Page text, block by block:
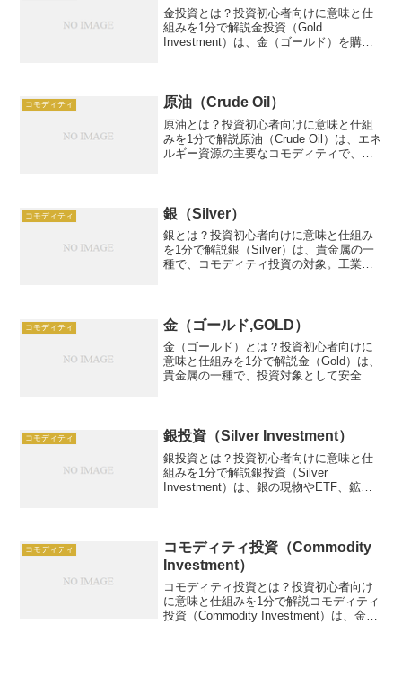
金投資とは？投資初心者向けに意味と仕
組みを1分で解説金投資（Gold
Investment）は、金（ゴールド）を購入
は、金投資...
コモディティ 原油（Crude Oil）
原油とは？投資初心者向けに意味と仕組
みを1分で解説原油（Crude Oil）は、エネ
ルギー資源の主要なコモディティで、ガ
銘柄です。こ...
コモディティ 銀（Silver）
銀とは？投資初心者向けに意味と仕組み
を1分で解説銀（Silver）は、貴金属の一
種で、コモディティ投資の対象。工業需
円。こ...
コモディティ 金（ゴールド,GOLD）
金（ゴールド）とは？投資初心者向けに
意味と仕組みを1分で解説金（Gold）は、
貴金属の一種で、投資対象として安全資
目されます。この記...
コモディティ 銀投資（Silver Investment）
銀投資とは？投資初心者向けに意味と仕
組みを1分で解説銀投資（Silver
Investment）は、銀の現物やETF、鉱山
の...
コモディティ
コモディティ投資（Commodity
Investment）
コモディティ投資とは？投資初心者向け
に意味と仕組みを1分で解説コモディティ
投資（Commodity Investment）は、金、